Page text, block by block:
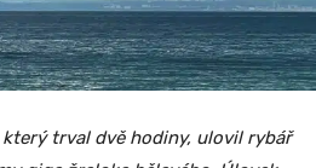
trval dvě hodiny, ulovil rybář